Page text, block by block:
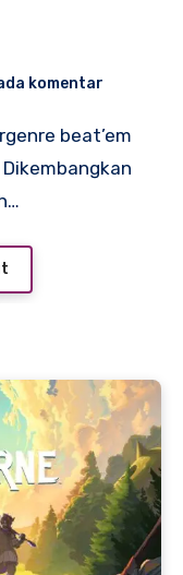
komentar